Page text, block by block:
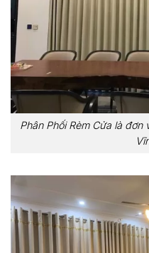
Phân Phối Rèm Cửa là